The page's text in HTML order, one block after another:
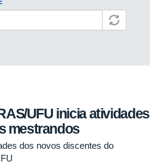
UFU inicia atividades
mestrandos
dos novos discentes do